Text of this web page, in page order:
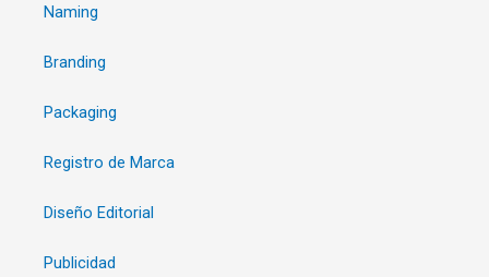
Naming
Branding
Packaging
Registro de Marca
Diseño Editorial
Publicidad